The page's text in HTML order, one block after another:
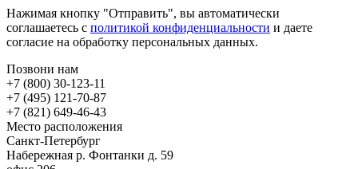
Нажимая кнопку "Отправить", вы автоматически
соглашаетесь с политикой конфиденциальности и даете
согласие на обработку персональных данных.
Позвони нам
+7 (800) 30-123-11
+7 (495) 121-70-87
+7 (821) 649-46-43
Место расположения
Санкт-Петербург
Набережная р. Фонтанки д. 59